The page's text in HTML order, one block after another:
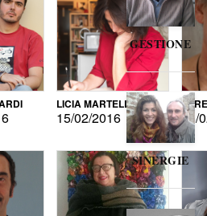
LICIA MARTELLI
15/02/2016 15/
GESTIONE
SINERGIE